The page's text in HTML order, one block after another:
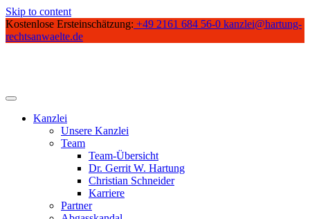
Skip to content
Kostenlose Ersteinschätzung: +49 2161 684 56-0 kanzlei@hartung-
rechtsanwaelte.de
Kanzlei
Unsere Kanzlei
Team
Team-Übersicht
Dr. Gerrit W. Hartung
Christian Schneider
Karriere
Partner